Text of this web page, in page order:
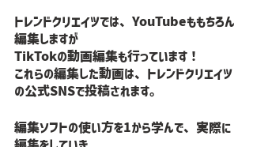
トレンドクリエイツでは、YouTubeももちろん
編集しますが
TikTokの動画編集も行っています！
これらの編集した動画は、トレンドクリエイツ
の公式SNSで投稿されます。
編集ソフトの使い方を1から学んで、実際に